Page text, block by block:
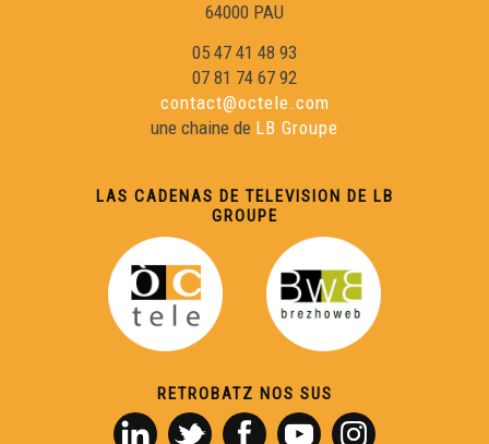
64000 PAU
05 47 41 48 93
07 81 74 67 92
contact@octele.com
une chaine de LB Groupe
LAS CADENAS DE TELEVISION DE LB
GROUPE
RETROBATZ NOS SUS